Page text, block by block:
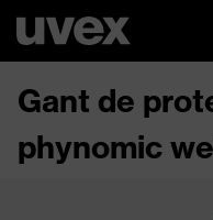
Gant de
phynomic